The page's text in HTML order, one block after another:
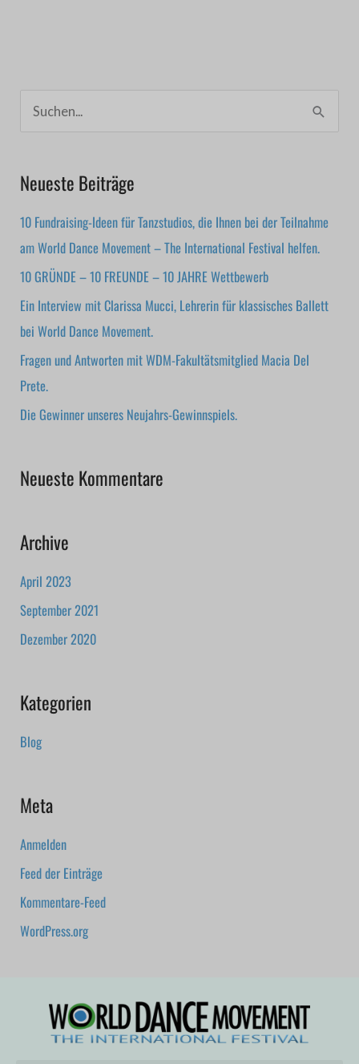
h
e
n
n
c
h
:
Neueste Beiträge
10 Fundraising-Ideen für Tanzstudios, die Ihnen bei der Teilnahme
am World Dance Movement – The International Festival helfen.
10 GRÜNDE – 10 FREUNDE – 10 JAHRE Wettbewerb
Ein Interview mit Clarissa Mucci, Lehrerin für klassisches Ballett
bei World Dance Movement.
Fragen und Antworten mit WDM-Fakultätsmitglied Macia Del
Prete.
Die Gewinner unseres Neujahrs-Gewinnspiels.
Neueste Kommentare
Archive
April 2023
September 2021
Dezember 2020
Kategorien
Blog
Meta
Anmelden
Feed der Einträge
Kommentare-Feed
WordPress.org